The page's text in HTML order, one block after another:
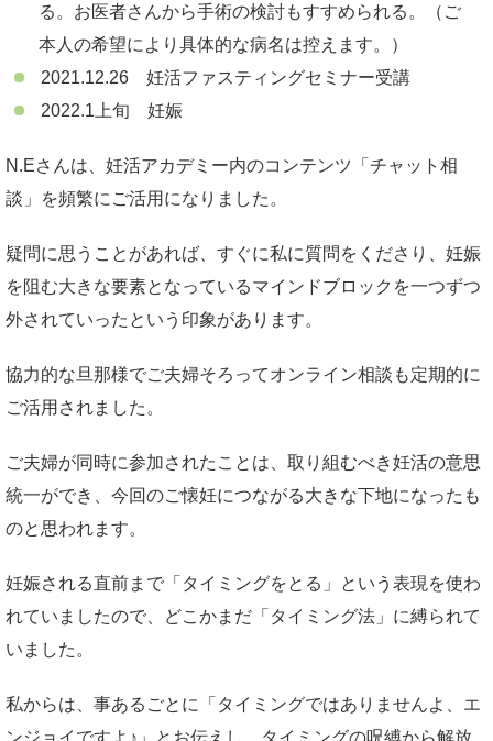
る。お医者さんから手術の検討もすすめられる。（ご
本人の希望により具体的な病名は控えます。）
2021.12.26 妊活ファスティングセミナー受講
2022.1上旬 妊娠
N.Eさんは、妊活アカデミー内のコンテンツ「チャット相
談」を頻繁にご活用になりました。
疑問に思うことがあれば、すぐに私に質問をくださり、妊娠
を阻む大きな要素となっているマインドブロックを一つずつ
外されていったという印象があります。
協力的な旦那様でご夫婦そろってオンライン相談も定期的に
ご活用されました。
ご夫婦が同時に参加されたことは、取り組むべき妊活の意思
統一ができ、今回のご懐妊につながる大きな下地になったも
のと思われます。
妊娠される直前まで「タイミングをとる」という表現を使わ
れていましたので、どこかまだ「タイミング法」に縛られて
いました。
私からは、事あるごとに「タイミングではありませんよ、エ
ンジョイですよ♪」とお伝えし、タイミングの呪縛から解放